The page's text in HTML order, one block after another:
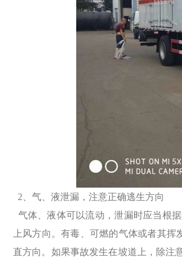
2、气、液泄漏，注意正确逃生方向
气体、液体可以流动，泄漏时应当根
上风方向 。有毒、可燃的气体或者其挥
直方向。如果事故发生在坡道上，除注